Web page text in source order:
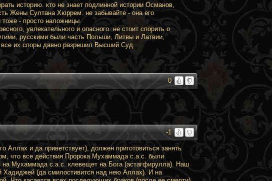
историю. кто не знает подлинной истории Османов,
Жены Султана Хюррем. не забывайте - она его
тоже - просто наложницы.
увлекательного и опасного. не стоит спорить о
русскими были часть Польши, Литвы и Латвии,
их споры давно разрешил Высший Суд.
0
-1
Аллах и да приветствует), должен приготовиться занять
что все действия Пророка Мухаммада с.а.с. были
Мухаммада с.а.с. клевещет на Бога (астагфирулла). Наш
Хадиджей (да смилостивится над нею Аллах). И на